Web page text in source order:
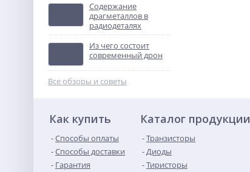
Контактор
ПМЛ-4160ДМ-80А-220АС-
УХЛ4-Б
Не указана цена
Содержание
драгметаллов в
радиодеталях
Из чего состоит
современный дрон
Все обзоры и советы
Как купить
Способы оплаты
Способы доставки
Гарантия
Каталог продукции
Транзисторы
Диоды
Тиристоры